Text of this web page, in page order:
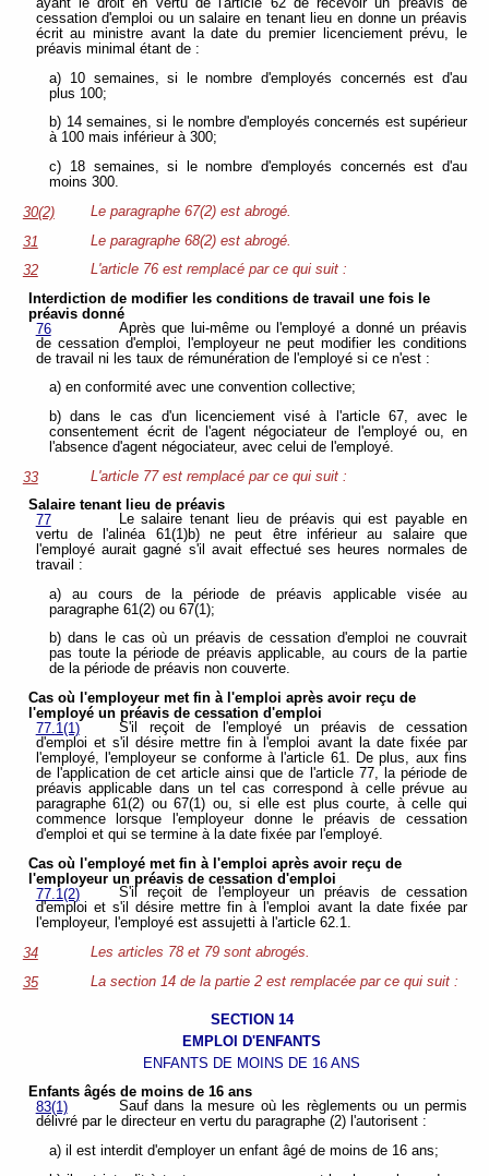
ayant le droit en vertu de l'article 62 de recevoir un préavis de
cessation d'emploi ou un salaire en tenant lieu en donne un préavis
écrit au ministre avant la date du premier licenciement prévu, le
préavis minimal étant de :
a) 10 semaines, si le nombre d'employés concernés est d'au
plus 100;
b) 14 semaines, si le nombre d'employés concernés est supérieur
à 100 mais inférieur à 300;
c) 18 semaines, si le nombre d'employés concernés est d'au
moins 300.
30(2)
Le paragraphe 67(2) est abrogé.
31
Le paragraphe 68(2) est abrogé.
32
L'article 76 est remplacé par ce qui suit :
Interdiction de modifier les conditions de travail une fois le
préavis donné
76
Après que lui-même ou l'employé a donné un préavis
de cessation d'emploi, l'employeur ne peut modifier les conditions
de travail ni les taux de rémunération de l'employé si ce n'est :
a) en conformité avec une convention collective;
b) dans le cas d'un licenciement visé à l'article 67, avec le
consentement écrit de l'agent négociateur de l'employé ou, en
l'absence d'agent négociateur, avec celui de l'employé.
33
L'article 77 est remplacé par ce qui suit :
Salaire tenant lieu de préavis
77
Le salaire tenant lieu de préavis qui est payable en
vertu de l'alinéa 61(1)b) ne peut être inférieur au salaire que
l'employé aurait gagné s'il avait effectué ses heures normales de
travail :
a) au cours de la période de préavis applicable visée au
paragraphe 61(2) ou 67(1);
b) dans le cas où un préavis de cessation d'emploi ne couvrait
pas toute la période de préavis applicable, au cours de la partie
de la période de préavis non couverte.
Cas où l'employeur met fin à l'emploi après avoir reçu de
l'employé un préavis de cessationd'emploi
77.1(1)
S'il reçoit de l'employé un préavis de cessation
d'emploi et s'il désire mettre fin à l'emploi avant la date fixée par
l'employé, l'employeur se conforme à l'article 61. De plus, aux fins
de l'application de cet article ainsi que de l'article 77, la période de
préavis applicable dans un tel cas correspond à celle prévue au
paragraphe 61(2) ou 67(1) ou, si elle est plus courte, à celle qui
commence lorsque l'employeur donne le préavis de cessation
d'emploi et qui se termine à la date fixée par l'employé.
Cas où l'employé met fin à l'emploi après avoir reçu de
l'employeur un préavis de cessationd'emploi
77.1(2)
S'il reçoit de l'employeur un préavis de cessation
d'emploi et s'il désire mettre fin à l'emploi avant la date fixée par
l'employeur, l'employé est assujetti à l'article 62.1.
34
Les articles 78 et 79 sont abrogés.
35
La section 14 de la partie 2 est remplacée par ce qui suit :
SECTION 14
EMPLOI D'ENFANTS
ENFANTS DE MOINS DE 16 ANS
Enfants âgés de moins de 16 ans
83(1)
Sauf dans la mesure où les règlements ou un permis
délivré par le directeur en vertu du paragraphe (2) l'autorisent :
a) il est interdit d'employer un enfant âgé de moins de 16 ans;